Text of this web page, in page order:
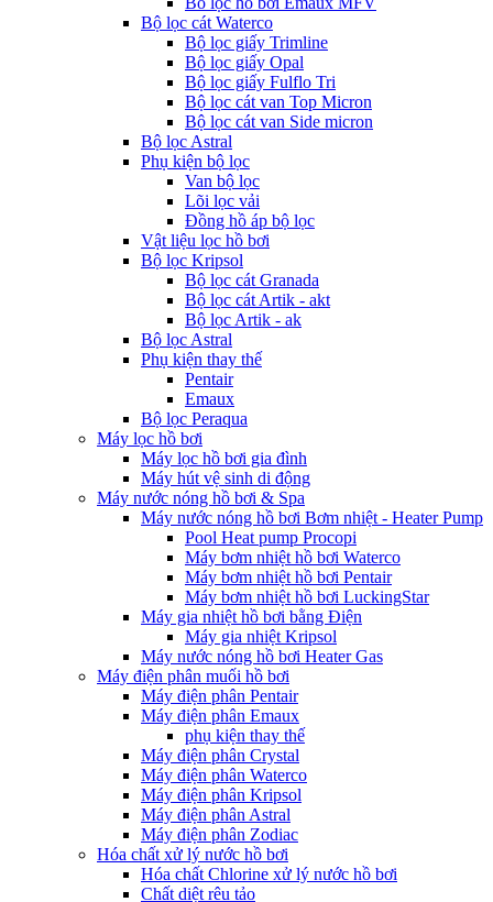
Bộ lọc cát Waterco
Bộ lọc giấy Trimline
Bộ lọc giấy Opal
Bộ lọc giấy Fulflo Tri
Bộ lọc cát van Top Micron
Bộ lọc cát van Side micron
Bộ lọc Astral
Phụ kiện bộ lọc
Van bộ lọc
Lõi lọc vải
Đồng hồ áp bộ lọc
Vật liệu lọc hồ bơi
Bộ lọc Kripsol
Bộ lọc cát Granada
Bộ lọc cát Artik - akt
Bộ lọc Artik - ak
Bộ lọc Astral
Phụ kiện thay thế
Pentair
Emaux
Bộ lọc Peraqua
Máy lọc hồ bơi
Máy lọc hồ bơi gia đình
Máy hút vệ sinh di động
Máy nước nóng hồ bơi & Spa
Máy nước nóng hồ bơi Bơm nhiệt - Heater Pump
Pool Heat pump Procopi
Máy bơm nhiệt hồ bơi Waterco
Máy bơm nhiệt hồ bơi Pentair
Máy bơm nhiệt hồ bơi LuckingStar
Máy gia nhiệt hồ bơi bằng Điện
Máy gia nhiệt Kripsol
Máy nước nóng hồ bơi Heater Gas
Máy điện phân muối hồ bơi
Máy điện phân Pentair
Máy điện phân Emaux
phụ kiện thay thế
Máy điện phân Crystal
Máy điện phân Waterco
Máy điện phân Kripsol
Máy điện phân Astral
Máy điện phân Zodiac
Hóa chất xử lý nước hồ bơi
Hóa chất Chlorine xử lý nước hồ bơi
Chất diệt rêu tảo